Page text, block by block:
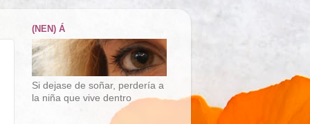
(NEN) Á
Si dejase de soñar, perdería a
la niña que vive dentro